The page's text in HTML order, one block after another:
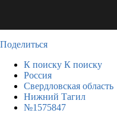
Поделиться
К поиску К поиску
Россия
Свердловская область
Нижний Тагил
№1575847